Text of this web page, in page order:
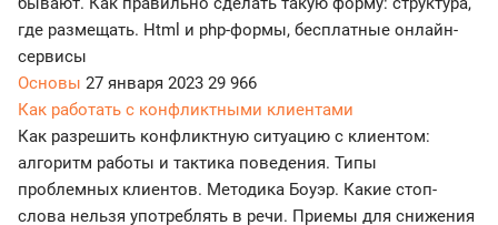
где размещать. Html и php-формы, бесплатные онлайн-
сервисы
Основы 27 января 2023 29 966
Как работать с конфликтными клиентами
Как разрешить конфликтную ситуацию с клиентом:
алгоритм работы и тактика поведения. Типы
проблемных клиентов. Методика Боуэр. Какие стоп-
слова нельзя употреблять в речи. Приемы для снижения